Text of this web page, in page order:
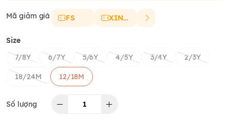
Mã giảm giá FS XINCHAO
Size
7/8Y
6/7Y 5/6Y 4/5Y 3/4Y 2/3Y
18/24M 12/18M
Số lượng